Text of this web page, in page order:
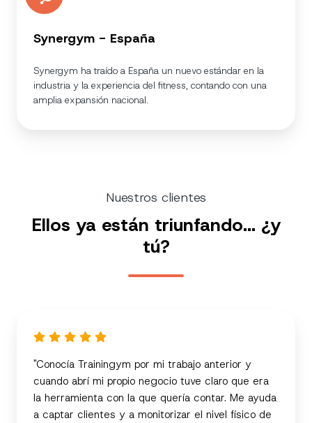
Synergym - España
Synergym ha traído a España un nuevo estándar en la
industria y la experiencia del fitness, contando con una
amplia expansión nacional.
Nuestros clientes
Ellos ya están triunfando... ¿y
tú?
"Conocía Trainingym por mi trabajo anterior y
cuando abrí mi propio negocio tuve claro que era
la herramienta con la que quería contar. Me ayuda
a captar clientes y a monitorizar el nivel físico de